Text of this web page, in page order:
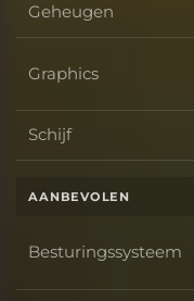
Geheugen
Graphics
Schijf
AANBEVOLEN
Besturingssysteem